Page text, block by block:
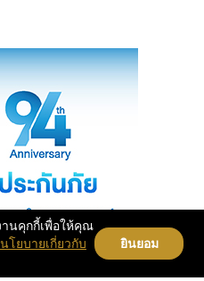
านคุกกี้เพื่อให้คุณ
โยบายเกี่ยวกับ
ยินยอม